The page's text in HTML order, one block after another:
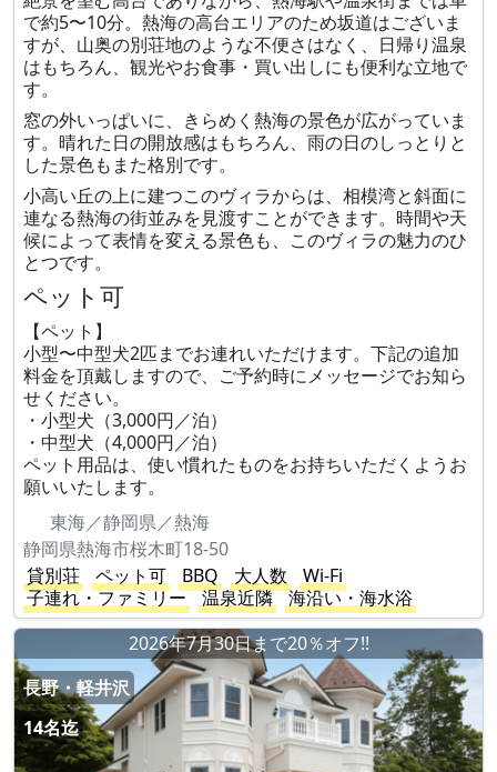
で約5〜10分。熱海の高台エリアのため坂道はございま
すが、山奥の別荘地のような不便さはなく、日帰り温泉
はもちろん、観光やお食事・買い出しにも便利な立地で
す。
窓の外いっぱいに、きらめく熱海の景色が広がっていま
す。晴れた日の開放感はもちろん、雨の日のしっとりと
した景色もまた格別です。
小高い丘の上に建つこのヴィラからは、相模湾と斜面に
連なる熱海の街並みを見渡すことができます。時間や天
候によって表情を変える景色も、このヴィラの魅力のひ
とつです。
ペット可
【ペット】
小型〜中型犬2匹までお連れいただけます。下記の追加
料金を頂戴しますので、ご予約時にメッセージでお知ら
せください。
・小型犬（3,000円／泊）
・中型犬（4,000円／泊）
ペット用品は、使い慣れたものをお持ちいただくようお
願いいたします。
東海／静岡県／熱海
静岡県熱海市桜木町18-50
貸別荘
ペット可 BBQ 大人数
Wi-Fi
子連れ・ファミリー
温泉近隣
海沿い・海水浴
2026年7月30日まで20％オフ!!
長野・軽井沢
14名迄